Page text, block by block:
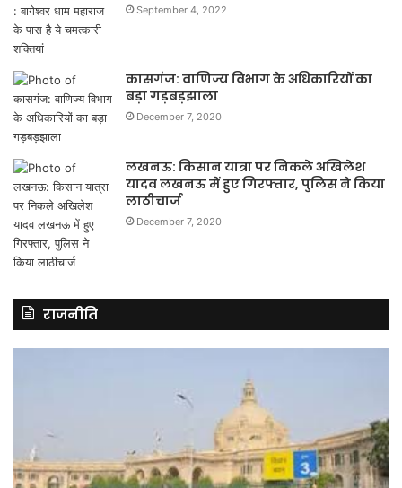
September 4, 2022
कासगंज: वाणिज्य विभाग के अधिकारियों का
बड़ा गड़बड़झाला
December 7, 2020
लखनऊ: किसान यात्रा पर निकले अखिलेश
यादव लखनऊ में हुए गिरफ्तार, पुलिस ने किया
लाठीचार्ज
December 7, 2020
राजनीति